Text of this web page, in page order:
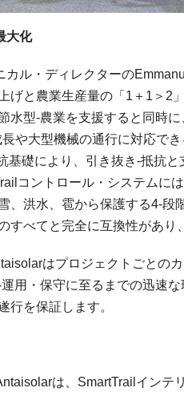
大化
カル・ディレクターの
げと農業生産量の「1＋1＞2
水型‑農業を支援すると同時
や大型機械の通行に対応で
基礎により、引き抜き‑抵抗
コントロール・システムに
、洪水、雹から保護する4‑
すべてと完全に互換性があ
はプロジェクトごとの
用・保守に至るまでの迅速
行を保証します。
は、SmartTrailイン